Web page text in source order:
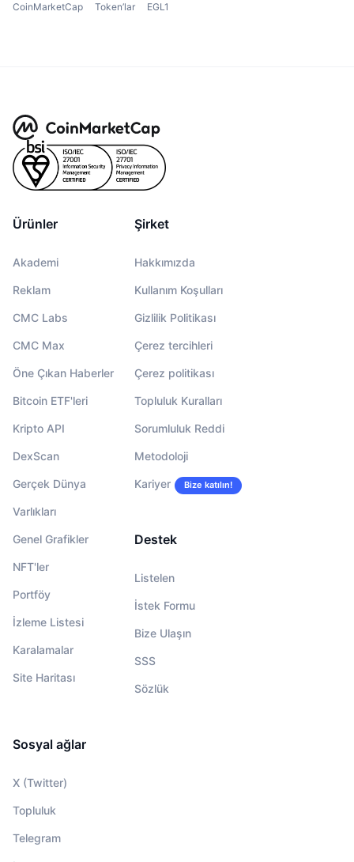
CoinMarketCap Token’lar EGL1
Ürünler
Akademi
Reklam
CMC Labs
CMC Max
Öne Çıkan Haberler
Bitcoin ETF'leri
Kripto API
DexScan
Gerçek Dünya
Varlıkları
Genel Grafikler
NFT'ler
Portföy
İzleme Listesi
Karalamalar
Site Haritası
Şirket
Hakkımızda
Kullanım Koşulları
Gizlilik Politikası
Çerez tercihleri
Çerez politikası
Topluluk Kuralları
Sorumluluk Reddi
Metodoloji
Kariyer Bize katılın!
Destek
Listelen
İstek Formu
Bize Ulaşın
SSS
Sözlük
Sosyal ağlar
X (Twitter)
Topluluk
Telegram